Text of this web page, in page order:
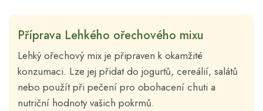
Příprava Lehkého ořechového mixu
Lehký ořechový mix je připraven k okamžité
konzumaci. Lze jej přidat do jogurtů, cereálií, salátů
nebo použít při pečení pro obohacení chuti a
nutriční hodnoty vašich pokrmů.